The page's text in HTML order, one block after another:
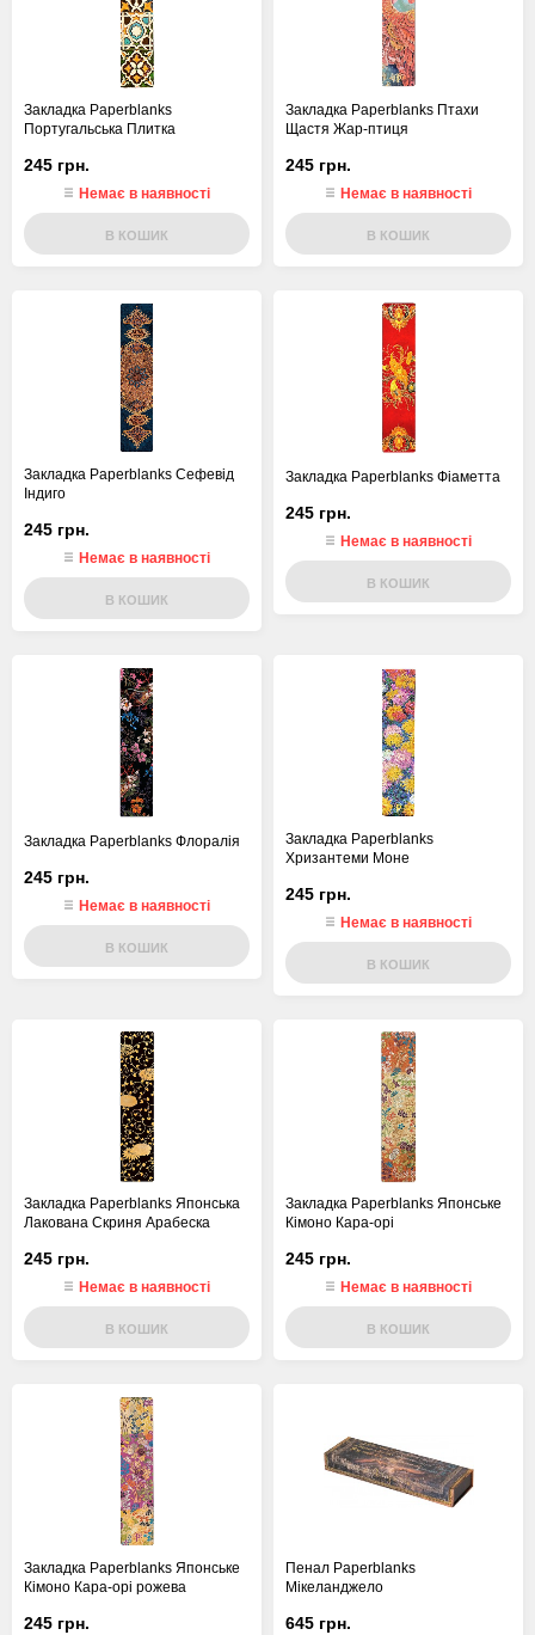
Закладка Paperblanks
Португальська Плитка
245 грн.
Немає в наявності
В КОШИК
Закладка Paperblanks Птахи
Щастя Жар-птиця
245 грн.
Немає в наявності
В КОШИК
Закладка Paperblanks Сефевід
Індиго
245 грн.
Немає в наявності
В КОШИК
Закладка Paperblanks Фіаметта
245 грн.
Немає в наявності
В КОШИК
Закладка Paperblanks Флоралія
245 грн.
Немає в наявності
В КОШИК
Закладка Paperblanks
Хризантеми Моне
245 грн.
Немає в наявності
В КОШИК
Закладка Paperblanks Японська
Лакована Скриня Арабеска
245 грн.
Немає в наявності
В КОШИК
Закладка Paperblanks Японське
Кімоно Кара-орі
245 грн.
Немає в наявності
В КОШИК
Закладка Paperblanks Японське
Кімоно Кара-орі рожева
245 грн.
Пенал Paperblanks
Мікеланджело
645 грн.